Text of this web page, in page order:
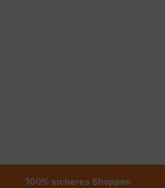
100% sicheres Shoppen